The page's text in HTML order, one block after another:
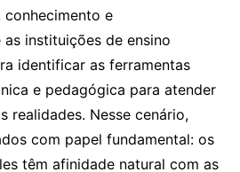
conhecimento e
instituições de ensino
identificar as ferramentas
e pedagógica para atender
realidades. Nesse cenário,
com papel fundamental: os
têm afinidade natural com as